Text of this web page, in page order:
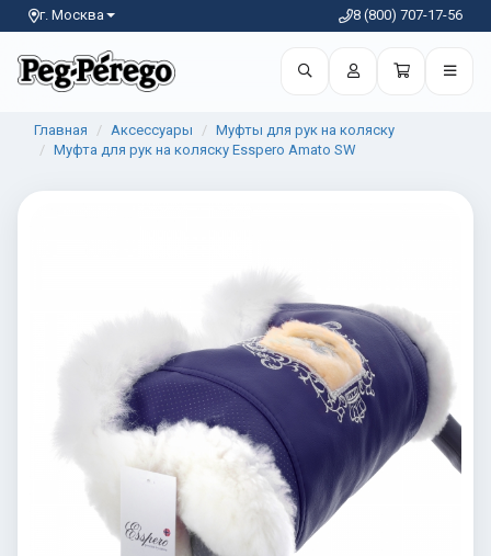
г. Москва 8 (800) 707-17-56
Главная Аксессуары
Муфты для рук на коляску
Муфта для рук на коляску Esspero Amato SW